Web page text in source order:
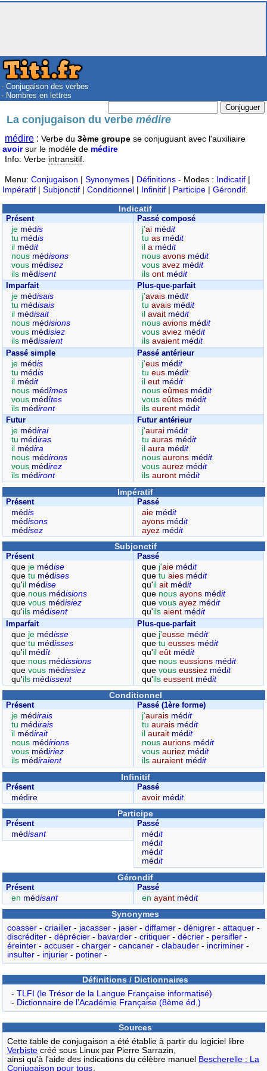
- Conjugaison des verbes
- Nombres en lettres
La conjugaison du verbemédire
médire : Verbe du 3ème groupe se conjuguant avec l'auxiliaire
avoirsur le modèle de médire
Info: Verbe intransitif
Menu: Conjugaison | Synonymes | Définitions - Modes : Indicatif |
Impératif | Subjonctif | Conditionnel | Infinitif | Participe | Gérondif
Indicatif
Présent
je médis
tu médis
il médit
nous médisons
vous médisez
ils médisent
Passé composé
j'ai médit
tuas médit
ila médit
nousavons médit
vousavez médit
ilsont médit
Imparfait
je médisais
tu médisais
il médisait
nous médisions
vous médisiez
ils médisaient
Plus-que-parfait
j'avais médit
tuavais médit
ilavait médit
nousavions médit
vousaviez médit
ilsavaient médit
Passé simple
je médis
tu médis
il médit
nous médîmes
vous médîtes
ils médirent
Passé antérieur
j'eus médit
tueus médit
ileut médit
nouseûmes médit
vouseûtes médit
ilseurent médit
Futur
je médirai
tu médiras
il médira
nous médirons
vous médirez
ils médiront
Futur antérieur
j'aurai médit
tuauras médit
ilaura médit
nousaurons médit
vousaurez médit
ilsauront médit
Impératif
Présent
médis
médisons
médisez
Passé
aie médit
ayons médit
ayez médit
Subjonctif
Présent
que je médise
que tu médises
qu'il médise
que nous médisions
que vous médisiez
qu'ils médisent
Passé
que j'aie médit
quetuaies médit
qu'ilait médit
que nousayons médit
quevousayez médit
qu'ilsaient médit
Imparfait
que je médisse
que tu médisses
qu'il médît
que nous médissions
que vous médissiez
qu'ils médissent
Plus-que-parfait
que j'eusse médit
quetueusses médit
qu'ileût médit
que nouseussions médit
quevouseussiez médit
qu'ilseussent médit
Conditionnel
Présent
je médirais
tu médirais
il médirait
nous médirions
vous médiriez
ils médiraient
Passé (1ère forme)
j'aurais médit
tuaurais médit
ilaurait médit
nousaurions médit
vousauriez médit
ilsauraient médit
Infinitif
Présent
médire
Passé
avoir médit
Participe
Présent
médisant
Passé
médit
médit
médit
médit
Gérondif
Présent
en médisant
Passé
enayant médit
Synonymes
coasser- criailler- jacasser- jaser- diffamer- dénigrer- attaquer-
discréditer- déprécier- bavarder- critiquer- décrier- persifler-
éreinter- accuser- charger- cancaner- clabauder- incriminer-
insulter- injurier- potiner-
Définitions / Dictionnaires
- TLFI (le Trésor de la Langue Française informatisé)
- Dictionnaire de l’Académie Française (8ème éd.)
Sources
Cette table de conjugaison a été établie à partir du logiciel libre
Verbistecréé sous Linux par Pierre Sarrazin,
ainsi qu'à l'aide des indications du célèbre manuel Bescherelle : La
Conjugaison pour tous